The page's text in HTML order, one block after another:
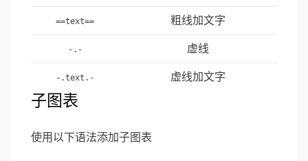
==text== 粗线加文字
-.- 虚线
-.text.- 虚线加文字
子图表
使用以下语法添加子图表